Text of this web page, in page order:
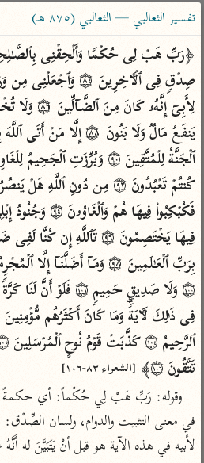
ساهم معنا في نشر القرآن
الباحث
بحث تفسير علوم
or more characters for results.
Type 1 or more
characters for results.
أمّهات
تفسير الطبري
تفسير ابن كثير
تفسير القرطبي
تفسير البغوي
جمع الأقوال
تفسير ابن الجوزي
تفسير الماوردي
عامّة
فتح البيان
فتح القدير
تفسير ابن
موسوعات
تفسير
تفسير الرازي
أخرى
تفسير الثعالبي — الثعالبي (٨٧٥ هـ)
تَتَّقُونَ ۝١٠٦﴾
[الشعراء ٨٣-١٠٦]
لأبيه في هذه الآية هو قبل أنْ يَتَبَيَّنَ له